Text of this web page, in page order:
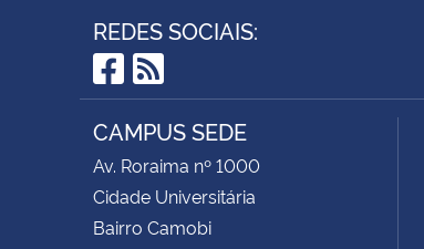
REDES SOCIAIS:
Facebook
RSS
CAMPUS SEDE
Av. Roraima nº 1000
Cidade Universitária
Bairro Camobi